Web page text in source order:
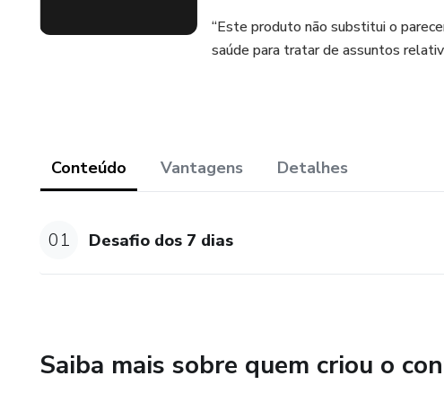
“Este produto não substitui o
saúde para tratar de assuntos
Conteúdo Vantagens Detalhes
01 Desafio dos 7 dias
Saiba mais sobre quem criou o